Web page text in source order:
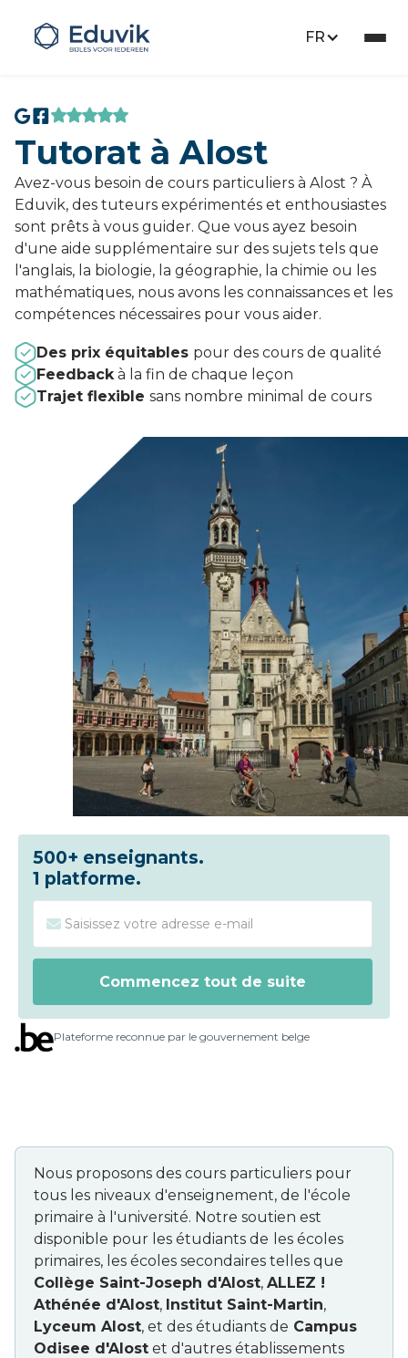
FR
Tutorat à Alost
Avez-vous besoin de cours particuliers à Alost ? À
Eduvik, des tuteurs expérimentés et enthousiastes
sont prêts à vous guider. Que vous ayez besoin
d'une aide supplémentaire sur des sujets tels que
l'anglais, la biologie, la géographie, la chimie ou les
mathématiques, nous avons les connaissances et les
compétences nécessaires pour vous aider.
Des prix équitables pour des cours de qualité
Feedbackà la fin de chaque leçon
Trajet flexible sans nombre minimal de cours
Plateforme reconnue par le gouvernement belge
500+ enseignants.
1 platforme.
Nous proposons des cours particuliers pour
tous les niveaux d'enseignement, de l'école
primaire à l'université. Notre soutien est
disponible pour les étudiants de les écoles
primaires, les écoles secondaires telles que
Collège Saint-Joseph d'Alost, ALLEZ !
Athénée d'Alost, Institut Saint-Martin,
Lyceum Alost, et des étudiants de Campus
Odisee d'Alost et d'autres établissements